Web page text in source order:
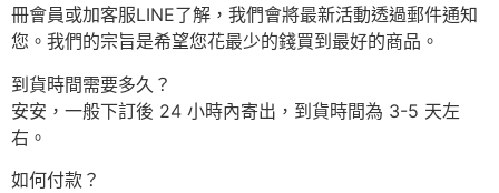
冊會員或加客服LINE了解，我們會將最新活動透過郵件通知
您。我們的宗旨是希望您花最少的錢買到最好的商品。
到貨時間需要多久？
安安，一般下訂後 24 小時內寄出，到貨時間為 3-5 天左
右。
如何付款？